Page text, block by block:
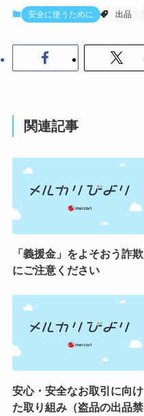
安全に使うために 出品
関連記事
「義援金」をよそおう詐欺
にご注意ください
安心・安全なお取引に向け
た取り組み（盗品の出品禁